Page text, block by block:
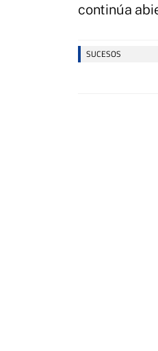
continúa
SUCESOS